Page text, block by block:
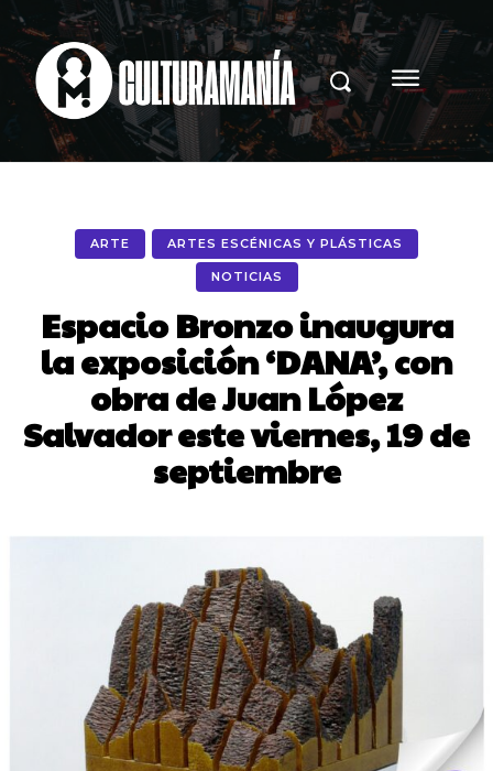
ARTE ARTES ESCÉNICAS Y PLÁSTICAS
NOTICIAS
Espacio Bronzo inaugura
la exposición ‘DANA’, con
obra de Juan López
Salvador este viernes, 19 de
septiembre